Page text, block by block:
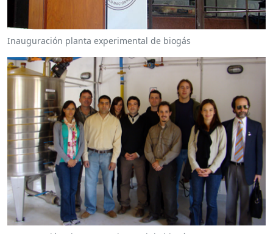
Inauguración planta experimental de biogás